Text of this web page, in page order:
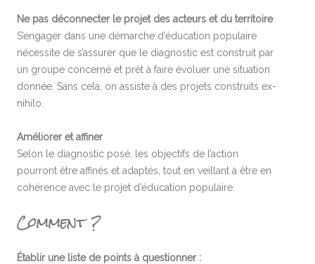
Ne pas déconnecter le projet des acteurs et du territoire
S’engager dans une démarche d’éducation populaire
nécessite de s’assurer que le diagnostic est construit par
un groupe concerné et prêt à faire évoluer une situation
donnée. Sans cela, on assiste à des projets construits ex-
nihilo.
Améliorer et affiner
Selon le diagnostic posé, les objectifs de l’action
pourront être affinés et adaptés, tout en veillant à être en
cohérence avec le projet d’éducation populaire.
Comment ?
Établir une liste de points à questionner :